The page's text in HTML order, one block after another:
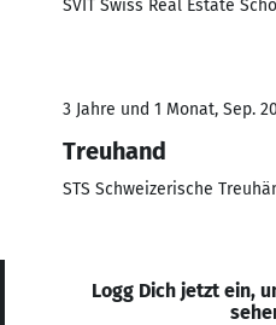
SVIT Swiss Real Estate
3 Jahre und 1 Monat, Sep.
Treuhand
STS Schweizerische
Logg Dich jetzt ein,